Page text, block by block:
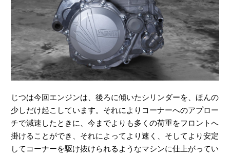
じつは今回エンジンは、後ろに傾いたシリンダーを、ほんの
少しだけ起こしています。それによりコーナーへのアプロー
チで減速したときに、今までよりも多くの荷重をフロントへ
掛けることができ、それによってより速く、そしてより安定
してコーナーを駆け抜けられるようなマシンに仕上がってい